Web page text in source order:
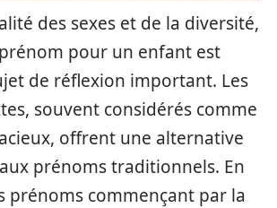
des sexes et de la diversité,
prénom pour un enfant est
de réflexion important. Les
souvent considérés comme
offrent une alternative
prénoms traditionnels. En
prénoms commençant par la